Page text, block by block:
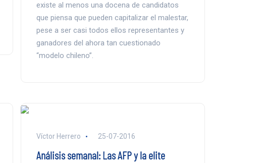
existe al menos una docena de candidatos
que piensa que pueden capitalizar el malestar,
pese a ser casi todos ellos representantes y
ganadores del ahora tan cuestionado
“modelo chileno”.
Víctor Herrero 25-07-2016
Análisis semanal: Las AFP y la elite